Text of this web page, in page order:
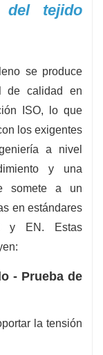
del tejido
se produce
de calidad en
ISO, lo que
los exigentes
a nivel
y una
somete a un
en estándares
y EN. Estas
- Prueba de
la tensión